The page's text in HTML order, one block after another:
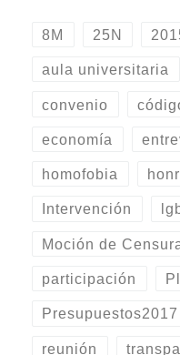
8M 25N
aula universitaria
convenio
economía
homofobia
Intervención
Moción de
participación
Presupuestos2017
reunión